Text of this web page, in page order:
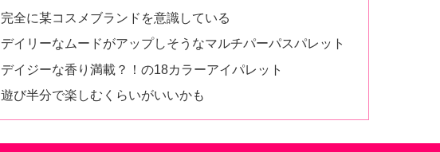
完全に某コスメブランドを意識している
デイリーなムードがアップしそうなマルチパーパスパレット
デイジーな香り満載？！の18カラーアイパレット
遊び半分で楽しむくらいがいいかも